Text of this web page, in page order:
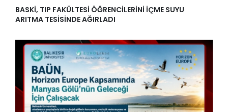
BASKİ, TIP FAKÜLTESİ ÖĞRENCİLERİNİ İÇME SUYU
ARITMA TESİSİNDE AĞIRLADI